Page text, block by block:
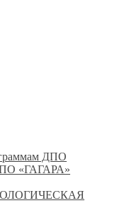
ДПО
«ГАГАРА»